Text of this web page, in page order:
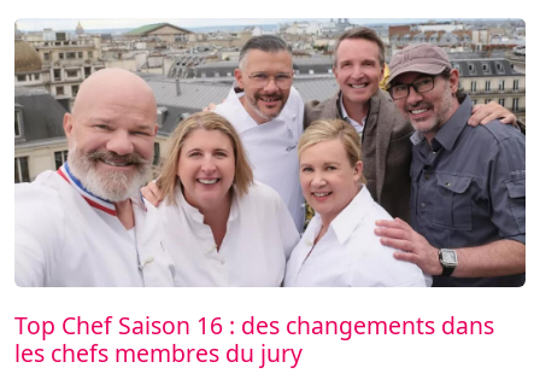
Top Chef Saison 16 : des changements dans
les chefs membres du jury